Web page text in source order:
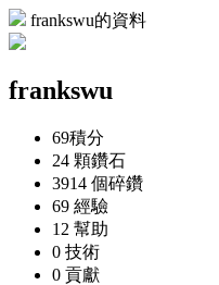
frankswu的資料
frankswu
69積分
24 顆鑽石
3914 個碎鑽
69 經驗
12 幫助
0 技術
0 貢獻